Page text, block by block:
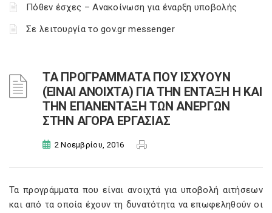
Πόθεν έσχες – Ανακοίνωση για έναρξη υποβολής
Σε λειτουργία το gov.gr messenger
ΤΑ ΠΡΟΓΡΑΜΜΑΤΑ ΠΟΥ ΙΣΧΥΟΥΝ
(ΕΙΝΑΙ ΑΝΟΙΧΤΑ) ΓΙΑ ΤΗΝ ΕΝΤΑΞΗ Η ΚΑΙ
ΤΗΝ ΕΠΑΝΕΝΤΑΞΗ ΤΩΝ ΑΝΕΡΓΩΝ
ΣΤΗΝ ΑΓΟΡΑ ΕΡΓΑΣΙΑΣ
2 Νοεμβρίου, 2016
Τα προγράμματα που είναι ανοιχτά για υποβολή αιτήσεων
και από τα οποία έχουν τη δυνατότητα να επωφεληθούν οι